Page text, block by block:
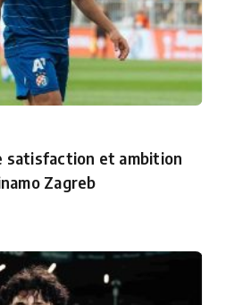
satisfaction et ambition
Zagreb